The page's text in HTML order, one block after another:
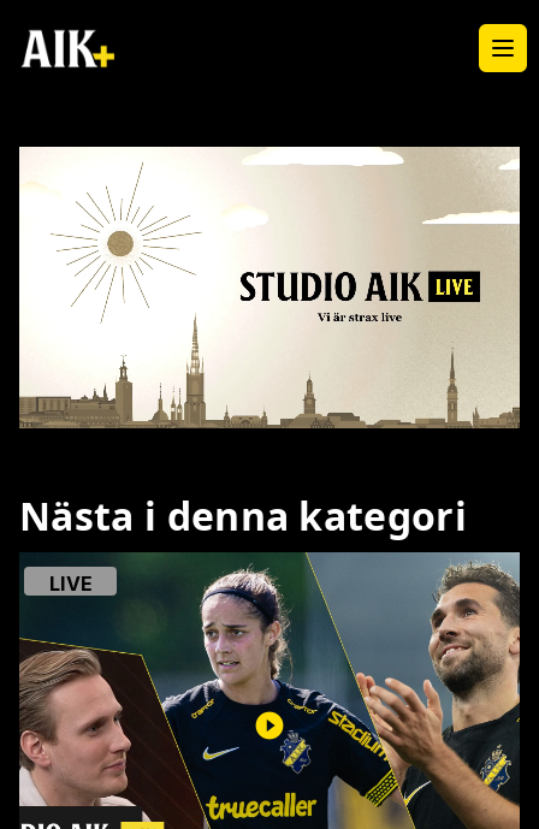
Nästa i denna kategori
LIVE